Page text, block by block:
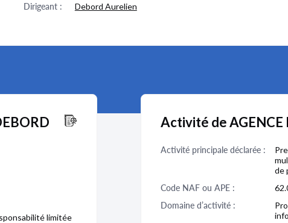
Dirigeant : Debord Aurelien
limitée
Activité de AGENCE
Activité principale déclarée :
de
Code NAF ou APE :
Domaine d’activité :